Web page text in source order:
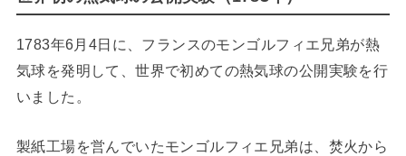
1783年6月4日に、フランスのモンゴルフィエ兄弟が熱
気球を発明して、世界で初めての熱気球の公開実験を行
いました。
製紙工場を営んでいたモンゴルフィエ兄弟は、焚火から